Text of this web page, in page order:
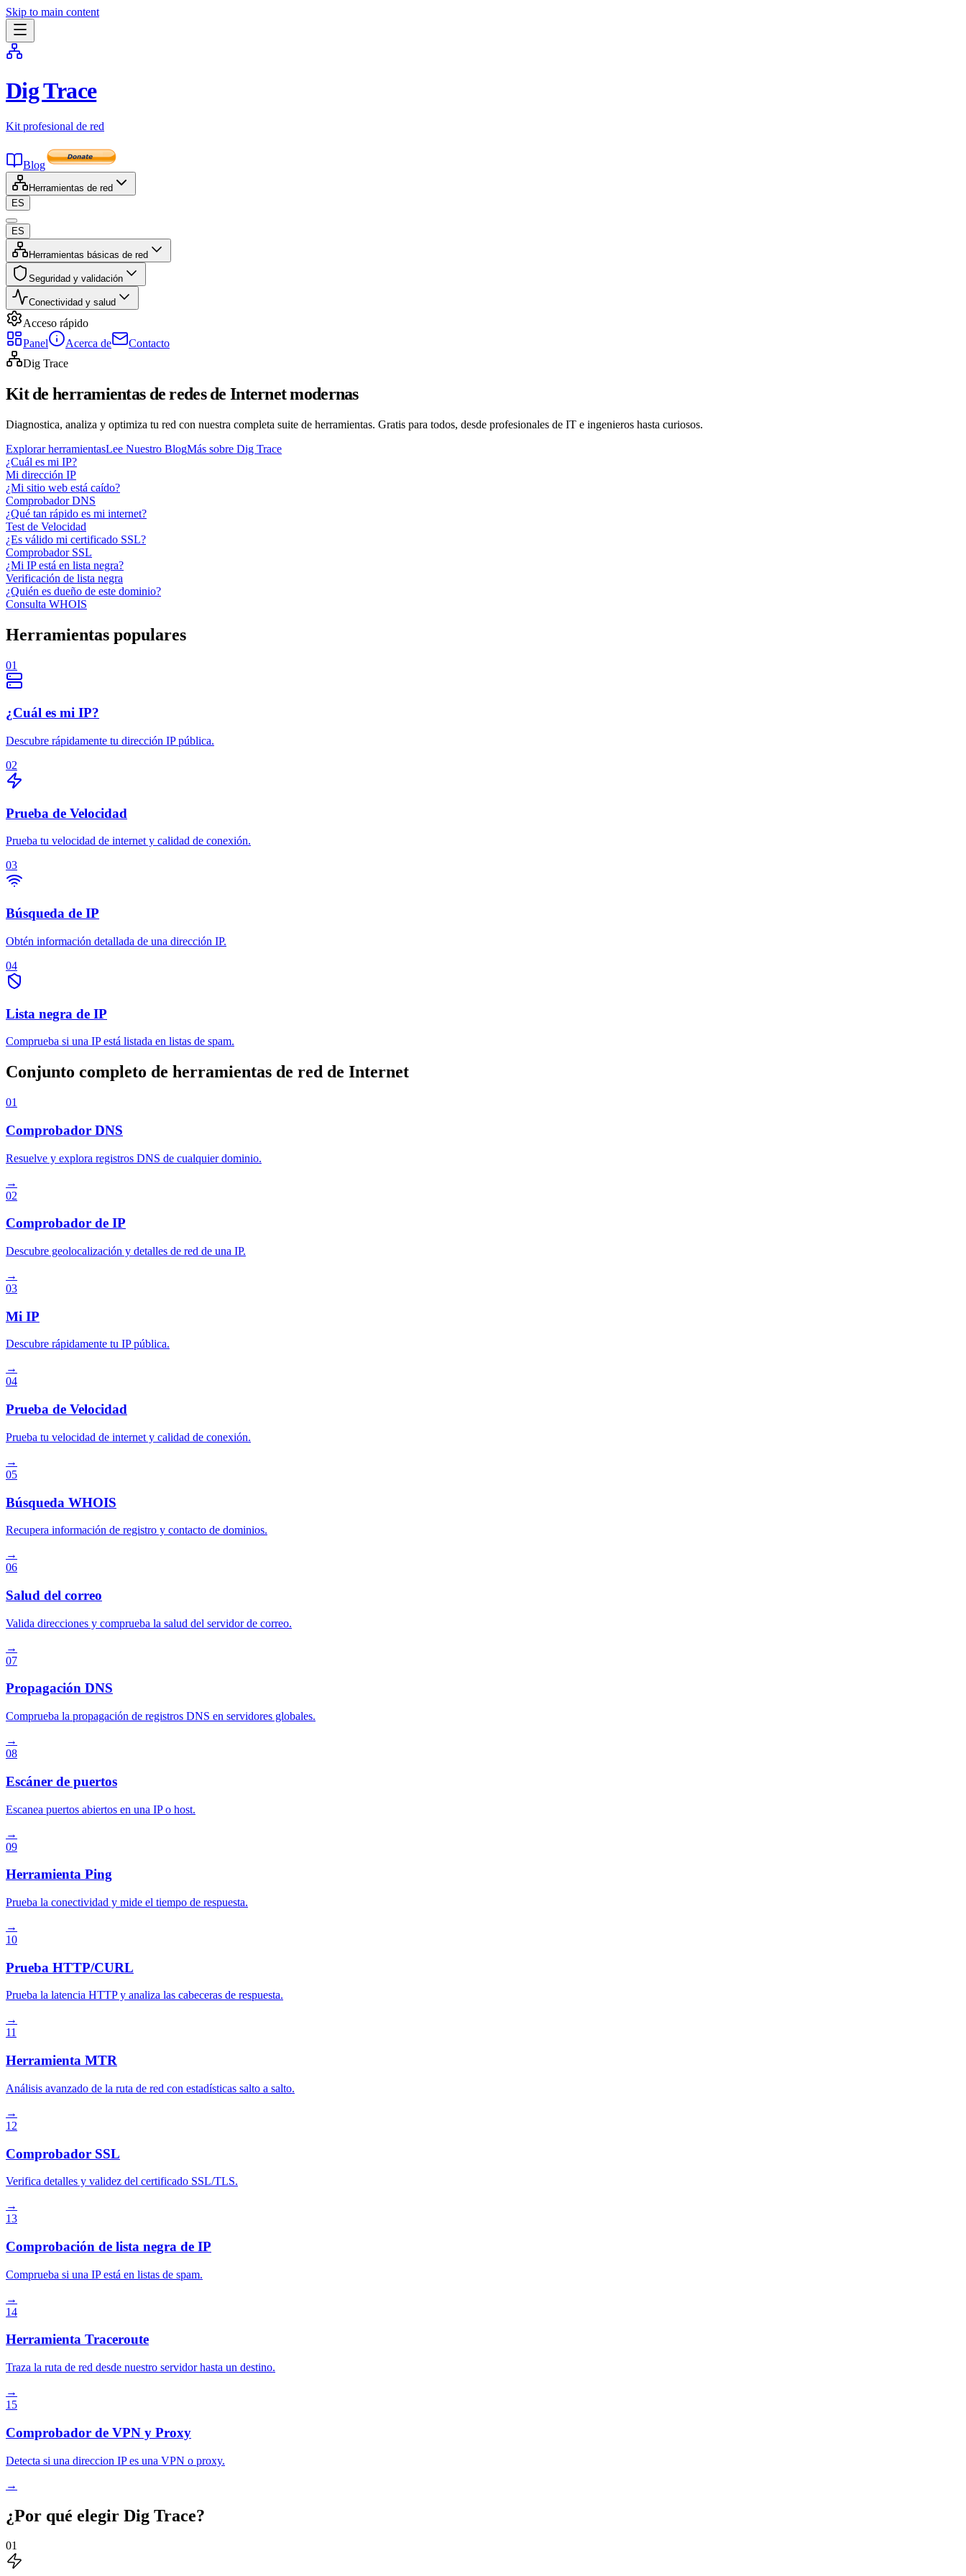
Skip to main content
Dig Trace
Kit profesional de red
Blog
Herramientas de red
ES
ES
Herramientas básicas de red
Seguridad y validación
Conectividad y salud
Acceso rápido
Panel
Acerca de
Contacto
Dig Trace
Kit de herramientas de redes de Internet modernas
Diagnostica, analiza y optimiza tu red con nuestra completa suite de herramientas. Gratis para todos, desde profesionales de IT e ingenieros hasta curiosos.
Explorar herramientasLee Nuestro BlogMás sobre Dig Trace
¿Cuál es mi IP?
Mi dirección IP
¿Mi sitio web está caído?
Comprobador DNS
¿Qué tan rápido es mi internet?
Test de Velocidad
¿Es válido mi certificado SSL?
Comprobador SSL
¿Mi IP está en lista negra?
Verificación de lista negra
¿Quién es dueño de este dominio?
Consulta WHOIS
Herramientas populares
01
¿Cuál es mi IP?
Descubre rápidamente tu dirección IP pública.
02
Prueba de Velocidad
Prueba tu velocidad de internet y calidad de conexión.
03
Búsqueda de IP
Obtén información detallada de una dirección IP.
04
Lista negra de IP
Comprueba si una IP está listada en listas de spam.
Conjunto completo de herramientas de red de Internet
01
Comprobador DNS
Resuelve y explora registros DNS de cualquier dominio.
→
02
Comprobador de IP
Descubre geolocalización y detalles de red de una IP.
→
03
Mi IP
Descubre rápidamente tu IP pública.
→
04
Prueba de Velocidad
Prueba tu velocidad de internet y calidad de conexión.
→
05
Búsqueda WHOIS
Recupera información de registro y contacto de dominios.
→
06
Salud del correo
Valida direcciones y comprueba la salud del servidor de correo.
→
07
Propagación DNS
Comprueba la propagación de registros DNS en servidores globales.
→
08
Escáner de puertos
Escanea puertos abiertos en una IP o host.
→
09
Herramienta Ping
Prueba la conectividad y mide el tiempo de respuesta.
→
10
Prueba HTTP/CURL
Prueba la latencia HTTP y analiza las cabeceras de respuesta.
→
11
Herramienta MTR
Análisis avanzado de la ruta de red con estadísticas salto a salto.
→
12
Comprobador SSL
Verifica detalles y validez del certificado SSL/TLS.
→
13
Comprobación de lista negra de IP
Comprueba si una IP está en listas de spam.
→
14
Herramienta Traceroute
Traza la ruta de red desde nuestro servidor hasta un destino.
→
15
Comprobador de VPN y Proxy
Detecta si una direccion IP es una VPN o proxy.
→
¿Por qué elegir Dig Trace?
01